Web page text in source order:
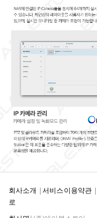
회사소개 서비스 이용약관
로